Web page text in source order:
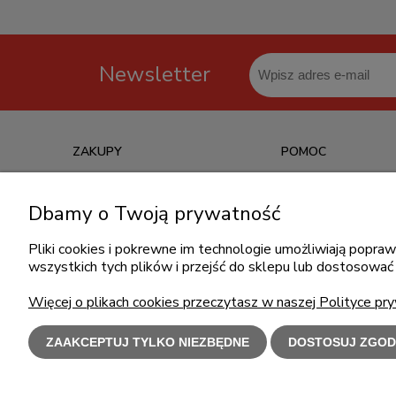
Newsletter
ZAKUPY
Informacje o leasingu
Koszt dostawy
POMOC
Regulamin zakupów
Użytkowanie
Dbamy o Twoją prywatność
Pliki cookies i pokrewne im technologie umożliwiają
wszystkich tych plików i przejść do sklepu lub
Więcej o plikach cookies przeczytasz w naszej Polityce
ZAAKCEPTUJ TYLKO NIEZBĘDNE DOSTOSUJ